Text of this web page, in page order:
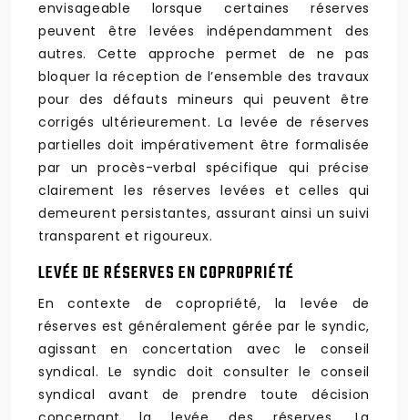
envisageable lorsque certaines réserves
peuvent être levées indépendamment des
autres. Cette approche permet de ne pas
bloquer la réception de l’ensemble des travaux
pour des défauts mineurs qui peuvent être
corrigés ultérieurement. La levée de réserves
partielles doit impérativement être formalisée
par un procès-verbal spécifique qui précise
clairement les réserves levées et celles qui
demeurent persistantes, assurant ainsi un suivi
transparent et rigoureux.
LEVÉE DE RÉSERVES EN COPROPRIÉTÉ
En contexte de copropriété, la levée de
réserves est généralement gérée par le syndic,
agissant en concertation avec le conseil
syndical. Le syndic doit consulter le conseil
syndical avant de prendre toute décision